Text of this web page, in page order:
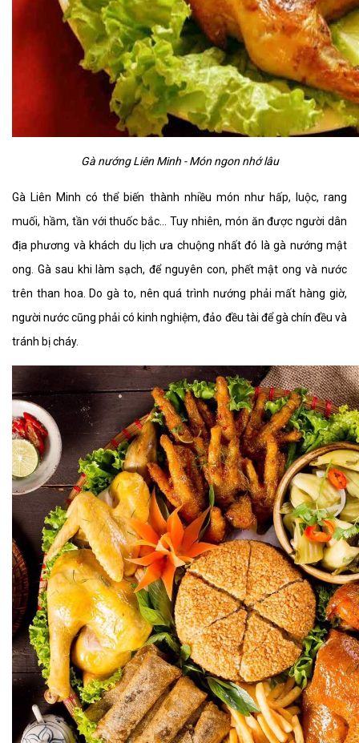
Gà nướng Liên Minh - Món ngon nhớ lâu​
Gà Liên Minh có thể biến thành nhiều món như hấp, luộc, rang
muối, hầm, tần với thuốc bắc... Tuy nhiên, món ăn được người dân
địa phương và khách du lịch ưa chuộng nhất đó là gà nướng mật
ong. Gà sau khi làm sạch, để nguyên con, phết mật ong và nước
trên than hoa. Do gà to, nên quá trình nướng phải mất hàng giờ,
người nước cũng phải có kinh nghiệm, đảo đều tài để gà chín đều và
tránh bị cháy.